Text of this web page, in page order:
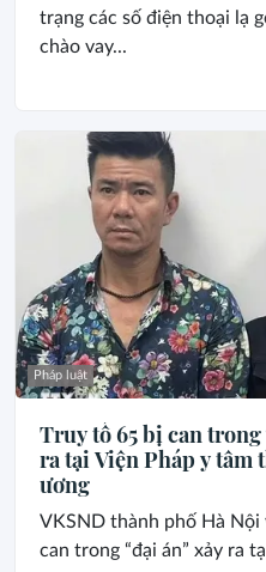
trạng các số điện thoại lạ
chào vay...
Pháp luật
Truy tố 65 bị can
ra tại Viện Pháp y tâm
ương
VKSND thành phố Hà
can trong “đại án” xảy ra